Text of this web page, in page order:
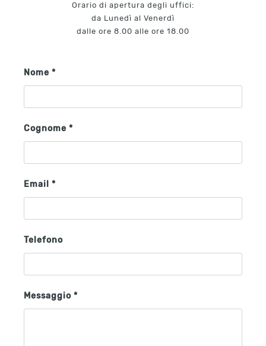
Orario di apertura degli uffici:
da Lunedì al Venerdì
dalle ore 8.00 alle ore 18.00
Nome *
Cognome *
Email *
Telefono
Messaggio *